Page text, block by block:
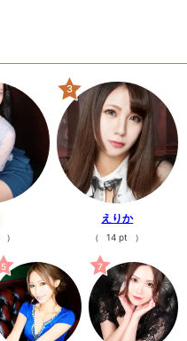
ゆうき
）
3
えりか
（ 14 pt ）
5 7